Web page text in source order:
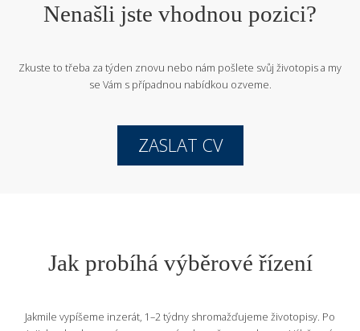
Nenašli jste vhodnou pozici?
Zkuste to třeba za týden znovu nebo nám pošlete svůj životopisa my
se Vám s případnou nabídkou ozveme.
ZASLAT CV
Jak probíhá výběrové řízení
Jakmile vypíšeme inzerát, 1–2 týdny shromažďujeme životopisy. Po